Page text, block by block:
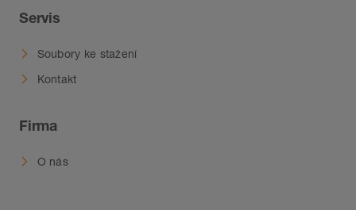
Servis
Soubory ke stažení
Kontakt
Firma
O nás